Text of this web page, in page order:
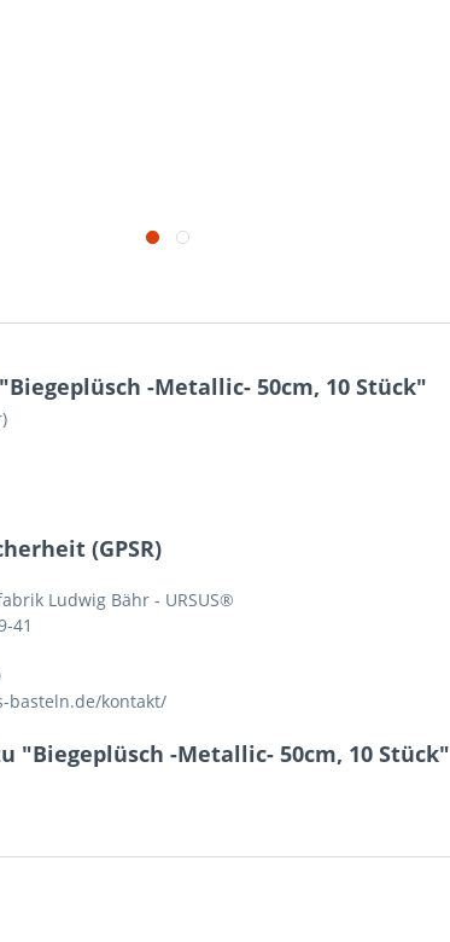
-Metallic- 50cm, 10 Stück"
(GPSR)
Ludwig Bähr - URSUS®
41
basteln.de/kontakt/
"Biegeplüsch -Metallic- 50cm, 10 Stück"